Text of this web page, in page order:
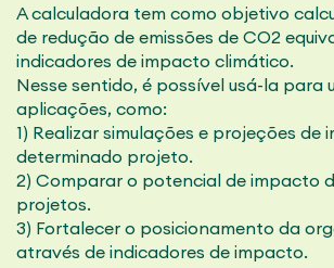
A calculadora tem como objetivo
de redução de emissões de CO2
indicadores de impacto climático.
Nesse sentido, é possível usá-la para
aplicações, como:
1) Realizar simulações e projeções de
determinado projeto.
2) Comparar o potencial de impacto
projetos.
3) Fortalecer o posicionamento da
através de indicadores de impacto.